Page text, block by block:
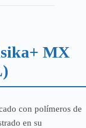
MX
con polímeros de
en su